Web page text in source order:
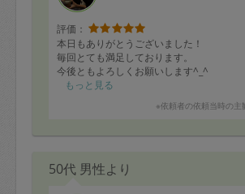
評価：
本日もありがとうございました！
毎回とても満足しております。
今後ともよろしくお願いします^_^
もっと見る
※依頼者の依頼当時の主
50代 男性より